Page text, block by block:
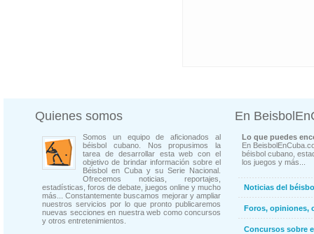
Quienes somos
Somos un equipo de aficionados al
béisbol cubano. Nos propusimos la
tarea de desarrollar esta web con el
objetivo de brindar información sobre el
Béisbol en Cuba y su Serie Nacional.
Ofrecemos noticias, reportajes,
estadísticas, foros de debate, juegos online y mucho
más... Constantemente buscamos mejorar y ampliar
nuestros servicios por lo que pronto publicaremos
nuevas secciones en nuestra web como concursos
y otros entretenimientos.
En
Lo que puedes
En
béisbol cubano,
los juegos y más...
Noticias del
Foros, opiniones,
Concursos sobre